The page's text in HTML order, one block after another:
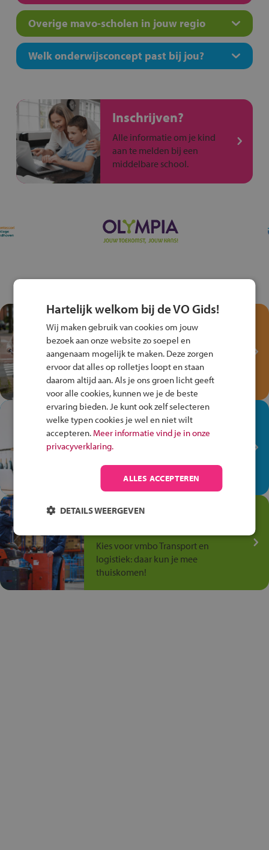
Overige mavo-scholen in jouw regio
Welk onderwijsconcept past bij jou?
Inschrijven?
Alle informatie om je kind
aan te melden bij een
middelbare school.
Test je kennis met het
Fiets Veilig
Verkeersspel!
Speel het Fiets Veilig Verkeersspel
en win een Cortina-fiets!
In de winkel ben je op je
plek!
Ontdek via het vmbo jouw talent
op de winkelvloer, waar elke dag
anders is!
Jouw talent in de
Kies voor vmbo Transport en
logistiek: daar kun je mee
thuiskomen!
Hartelijk welkom bij de VO Gids!
Wij maken gebruik van cookies om jouw
bezoek aan onze website zo soepel en
aangenaam mogelijk te maken. Deze zorgen
ervoor dat alles op rolletjes loopt en staan
daarom altijd aan. Als je ons groen licht geeft
voor alle cookies, kunnen we je de beste
ervaring bieden. Je kunt ook zelf selecteren
welke typen cookies je wel en niet wilt
accepteren. Meer informatie vind je in onze
privacyverklaring.
ALLES ACCEPTEREN
DETAILS WEERGEVEN